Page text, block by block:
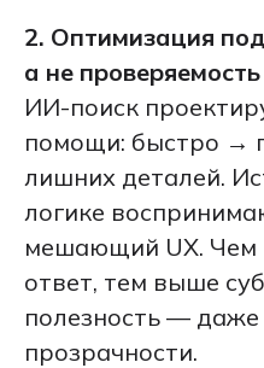
2. Оптимизация
а не проверяемость
ИИ-поиск
помощи: быстро →
лишних деталей.
логике
мешающий UX. Чем
ответ, тем выше
полезность — даже
прозрачности.